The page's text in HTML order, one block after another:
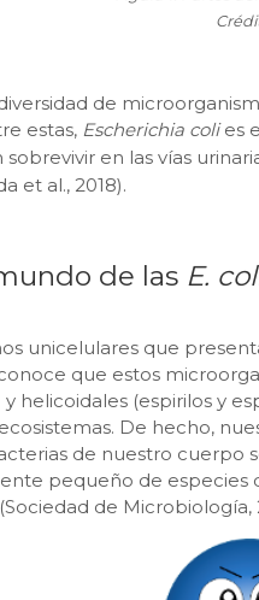
de
estas, Escherichia colies
en las vías
et al., 2018).
de las E.
unicelulares que
que estos
helicoidales (espirilos y
De hecho,
de nuestro cuerpo
pequeño de
(Sociedad de Microbiología,